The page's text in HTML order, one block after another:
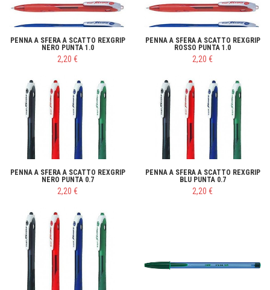
PENNA A SFERA A SCATTO REXGRIP
NERO PUNTA 1.0
2,20 €
PENNA A SFERA A SCATTO REXGRIP
ROSSO PUNTA 1.0
2,20 €
PENNA A SFERA A SCATTO REXGRIP
NERO PUNTA 0.7
2,20 €
PENNA A SFERA A SCATTO REXGRIP
BLU PUNTA 0.7
2,20 €